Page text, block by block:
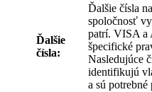
Ďalšie
čísla:
Ďalšie čísla
spoločnosť
patrí. VISA a
špecifické
Nasledujúce
identifikujú
a sú potrebné